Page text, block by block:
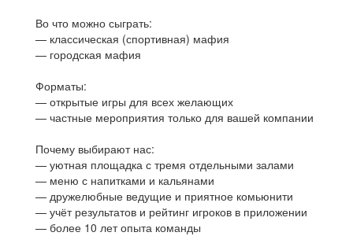
Во что можно сыграть:
— классическая (спортивная) мафия
— городская мафия
Форматы:
— открытые игры для всех желающих
— частные мероприятия только для вашей компании
Почему выбирают нас:
— уютная площадка с тремя отдельными залами
— меню с напитками и кальянами
— дружелюбные ведущие и приятное комьюнити
— учёт результатов и рейтинг игроков в приложении
— более 10 лет опыта команды